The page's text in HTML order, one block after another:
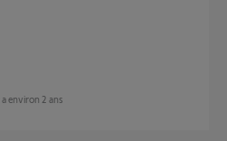
a environ 2 ans